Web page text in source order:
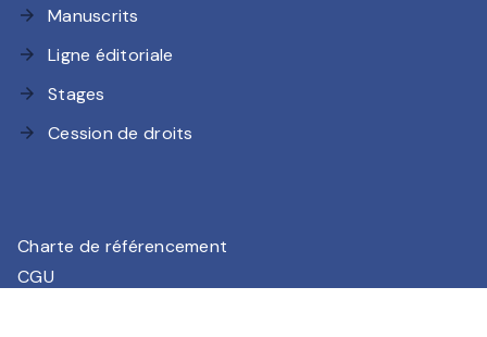
arrow_forward Manuscrits
arrow_forward Ligne éditoriale
arrow_forward Stages
arrow_forward Cession de droits
Charte de référencement
CGU